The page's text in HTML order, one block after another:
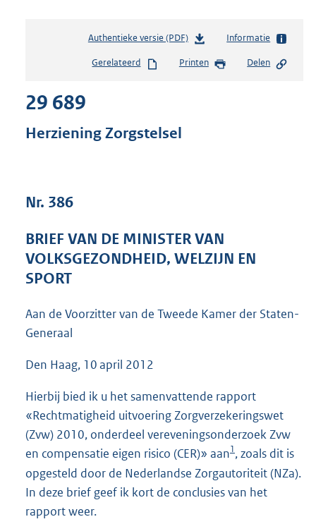
Authentieke versie (PDF)b
s
e
:
b
Informatie
Gerelateerd Printen Delen
29 689
Herziening Zorgstelsel
Nr. 386
BRIEF VAN DE MINISTER VAN
VOLKSGEZONDHEID, WELZIJN EN
SPORT
Aan de Voorzitter van de Tweede Kamer der Staten-
Generaal
Den Haag, 10 april 2012
Hierbij bied ik u het samenvattende rapport
«Rechtmatigheid uitvoering Zorgverzekeringswet
(Zvw) 2010, onderdeel vereveningsonderzoek Zvw
en compensatie eigen risico (CER)» aan1, zoals dit is
opgesteld door de Nederlandse Zorgautoriteit (NZa).
In deze brief geef ik kort de conclusies van het
rapport weer.